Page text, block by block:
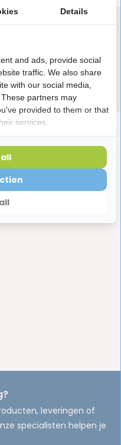
dit product?
Spreek ons aan
een e-mail.
leveringen of
specialisten helpen je
Details
and ads, provide social
traffic. We also share
with our social media,
partners may
provided to them or that
services.